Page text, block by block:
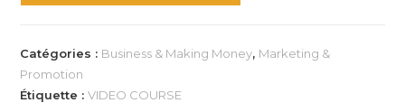
Catégories : Business & Making Money, Marketing &
Promotion
Étiquette :VIDEO COURSE